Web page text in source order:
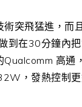
術突飛猛進，而
到在30分鐘內
Qualcomm 高通
，發熱控制